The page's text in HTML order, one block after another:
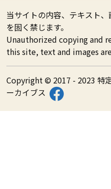
ビ
ー
シ
ョ
ン
当サイトの内容、テキスト
を固く禁じます。
Unauthorized copying and
this site, text and images
Copyright © 2017 - 2023 特
ーカイブス